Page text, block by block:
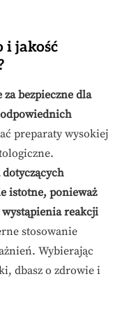
i jakość
bezpieczne dla
preparaty wysokiej
istotne, ponieważ
reakcji
stosowanie
Wybierając
dbasz o zdrowie i